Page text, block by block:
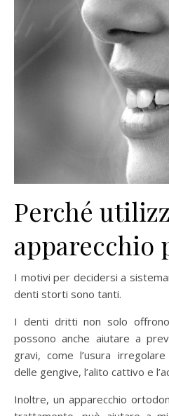
Perché
apparecchio
I motivi per decidersi a
denti storti sono tanti.
I denti dritti non solo
possono anche aiutare a
gravi, come l’usura
delle gengive, l’alito cattivo e
Inoltre, un apparecchio